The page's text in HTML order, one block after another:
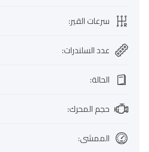
سرعات القير:
عدد السلندرات:
الحالة:
حجم المحرك:
الممشى: